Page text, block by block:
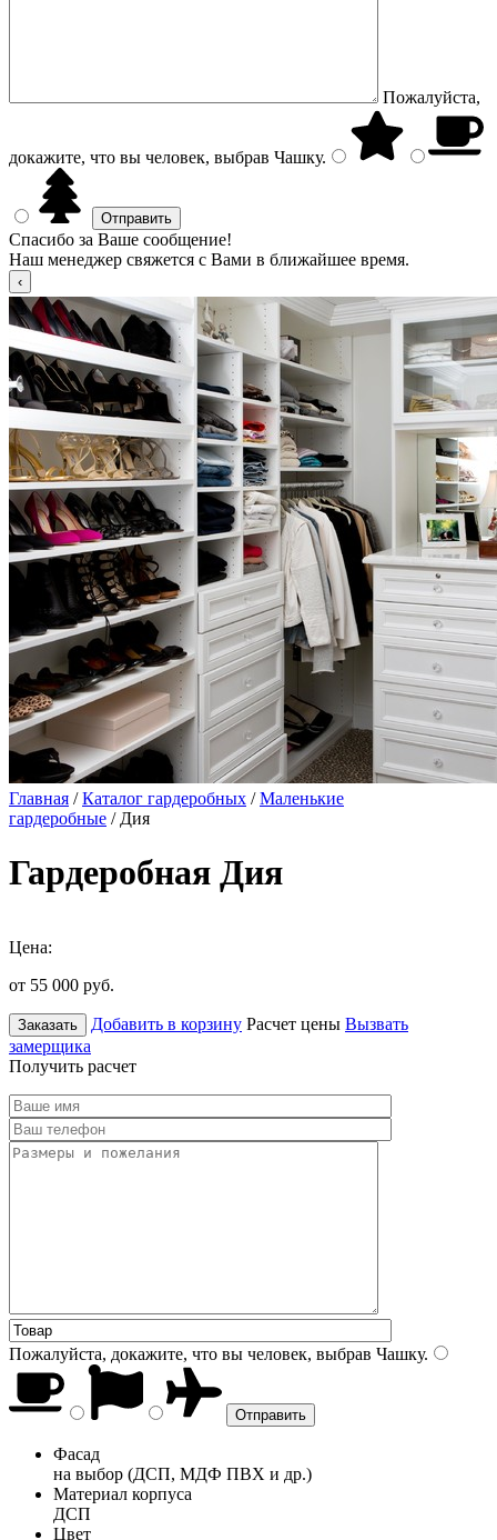
Пожалуйста,
докажите, что вы человек, выбрав Чашку.
Спасибо за Ваше сообщение!
Наш менеджер свяжется с Вами в ближайшее время.
Главная /Каталог гардеробных /Маленькие
гардеробные / Дия
Гардеробная Дия
Цена:
от 55 000 руб.
Заказать Добавить в корзину Расчет цены Вызвать
замерщика
Получить расчет
Пожалуйста, докажите, что вы человек, выбрав Чашку.
Фасад
на выбор (ДСП, МДФ ПВХ и др.)
Материал корпуса
ДСП
Цвет